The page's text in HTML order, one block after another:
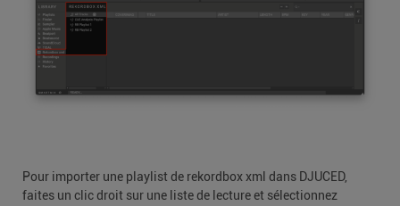
Pour importer une playlist de rekordbox xml dans DJUCED,
faites un clic droit sur une liste de lecture et sélectionnez